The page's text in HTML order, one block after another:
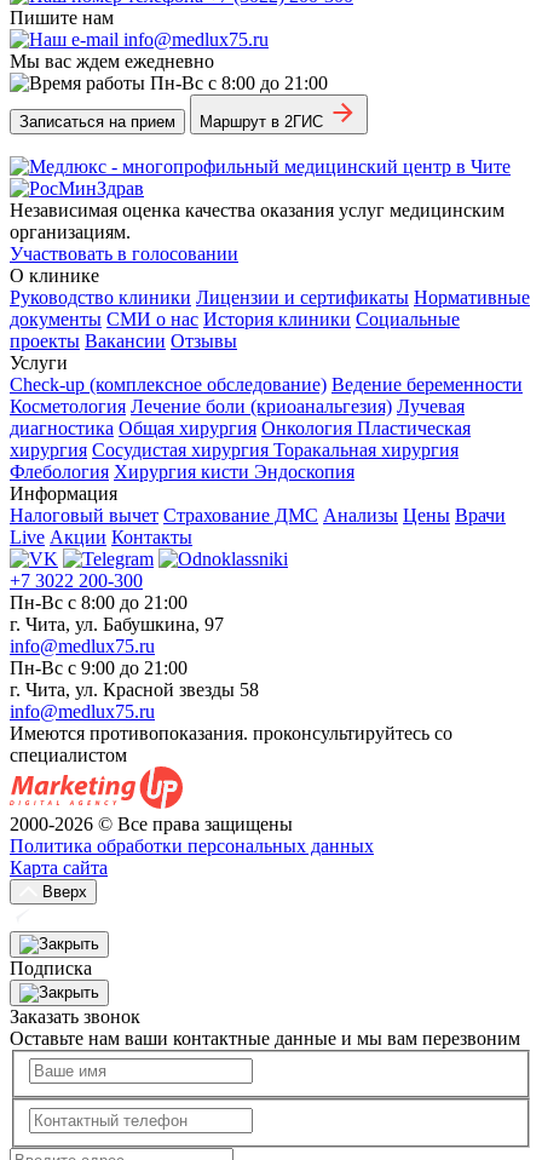
Пишите нам
info@medlux75.ru
Мы вас ждем ежедневно
Пн-Вс с 8:00 до 21:00
Записаться на прием Маршрут в 2ГИС
Независимая оценка качества оказания услуг медицинским
организациям.
Участвовать в голосовании
О клинике
Руководство клиники Лицензии и сертификаты Нормативные
документы СМИ о нас История клиники Социальные
проекты Вакансии Отзывы
Услуги
Check-up (комплексное обследование) Ведение беременности
Косметология Лечение боли (криоанальгезия) Лучевая
диагностика Общая хирургия Онкология Пластическая
хирургия Сосудистая хирургия Торакальная хирургия
Флебология Хирургия кисти Эндоскопия
Информация
Налоговый вычет Страхование ДМС Анализы Цены Врачи
Live Акции Контакты
+7 3022 200-300
Пн-Вс с 8:00 до 21:00
г. Чита, ул. Бабушкина, 97
info@medlux75.ru
Пн-Вс с 9:00 до 21:00
г. Чита, ул. Красной звезды 58
info@medlux75.ru
Имеются противопоказания. проконсультируйтесь со
специалистом
2000-2026 © Все права защищены
Политика обработки персональных данных
Карта сайта
Вверх
Подписка
Заказать звонок
Оставьте нам ваши контактные данные и мы вам перезвоним